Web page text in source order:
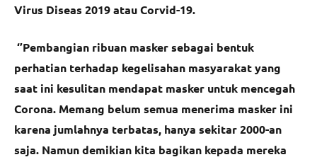
Virus Diseas 2019 atau Corvid-19.
‘’Pembangian ribuan masker sebagai bentuk
perhatian terhadap kegelisahan masyarakat yang
saat ini kesulitan mendapat masker untuk mencegah
Corona. Memang belum semua menerima masker ini
karena jumlahnya terbatas, hanya sekitar 2000-an
saja. Namun demikian kita bagikan kepada mereka